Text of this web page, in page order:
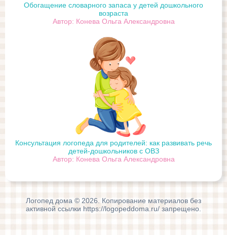
Обогащение словарного запаса у детей дошкольного
возраста
Автор: Конева Ольга Александровна
Консультация логопеда для родителей: как развивать речь
детей-дошкольников с ОВЗ
Автор: Конева Ольга Александровна
Логопед дома © 2026. Копирование материалов без
активной ссылки https://logopeddoma.ru/ запрещено.